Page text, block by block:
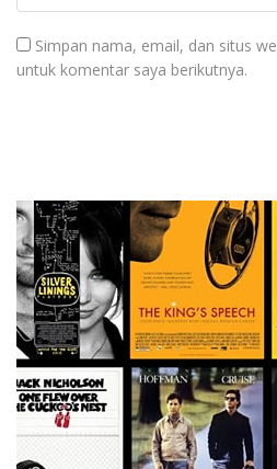
Simpan nama, email, dan situs
untuk komentar saya berikutnya.